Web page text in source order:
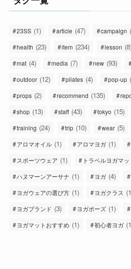
23SS (1) article (47) campaign
health (23) item (234) lesson
mat (4) media (7) new (93)
outdoor (12) pilates (4) pop-up
props (2) recommend (135)
shop (13) staff (43) tokyo (15)
training (24) trip (10) wear (5)
アロマオイル (1) アロマヨガ (1)
スポーツウェア (1) トラベルヨガマッ
ハヌマーンアーサナ (1) ヨガ (4)
ヨガウェアの選び方 (1) ヨガクラス
ヨガブランド (3) ヨガポーズ (1)
ヨガマットおすすめ (1) 初心者ヨガ